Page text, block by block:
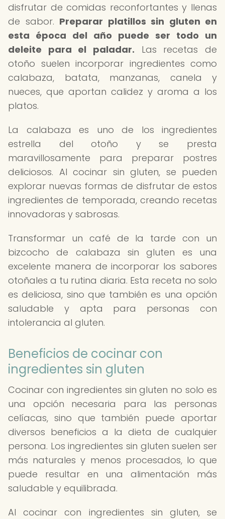
disfrutar de comidas reconfortantes y llenas
de sabor. Preparar platillos sin gluten en
esta época del año puede ser todo un
deleite para el paladar. Las recetas de
otoño suelen incorporar ingredientes como
calabaza, batata, manzanas, canela y
nueces, que aportan calidez y aroma a los
platos.
La calabaza es uno de los ingredientes
estrella del otoño y se presta
maravillosamente para preparar postres
deliciosos. Al cocinar sin gluten, se pueden
explorar nuevas formas de disfrutar de estos
ingredientes de temporada, creando recetas
innovadoras y sabrosas.
Transformar un café de la tarde con un
bizcocho de calabaza sin gluten es una
excelente manera de incorporar los sabores
otoñales a tu rutina diaria. Esta receta no solo
es deliciosa, sino que también es una opción
saludable y apta para personas con
intolerancia al gluten.
Beneficios de cocinar con
ingredientes sin gluten
Cocinar con ingredientes sin gluten no solo es
una opción necesaria para las personas
celíacas, sino que también puede aportar
diversos beneficios a la dieta de cualquier
persona. Los ingredientes sin gluten suelen ser
más naturales y menos procesados, lo que
puede resultar en una alimentación más
saludable y equilibrada.
Al cocinar con ingredientes sin gluten, se